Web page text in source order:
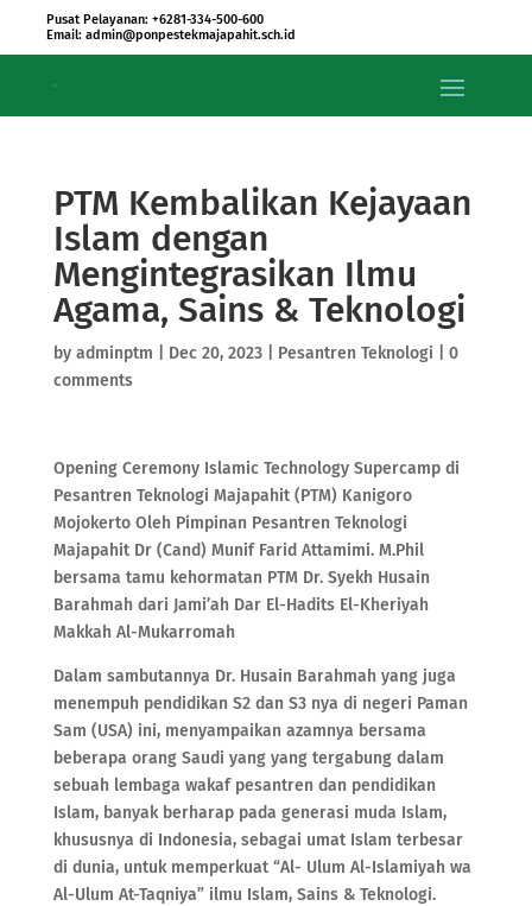
Pusat Pelayanan: +6281-334-500-600
Email: admin@ponpestekmajapahit.sch.id
PTM Kembalikan Kejayaan
Islam dengan
Mengintegrasikan Ilmu
Agama, Sains & Teknologi
by adminptm Dec 20, 2023| Pesantren Teknologi
0
comments
Opening Ceremony Islamic Technology Supercamp di
Pesantren Teknologi Majapahit (PTM) Kanigoro
Mojokerto Oleh Pimpinan Pesantren Teknologi
Majapahit Dr (Cand) Munif Farid Attamimi. M.Phil
bersama tamu kehormatan PTM Dr. Syekh Husain
Barahmah dari Jami’ah Dar El-Hadits El-Kheriyah
Makkah Al-Mukarromah
Dalam sambutannya Dr. Husain Barahmah yang juga
menempuh pendidikan S2 dan S3 nya di negeri Paman
Sam (USA) ini, menyampaikan azamnya bersama
beberapa orang Saudi yang yang tergabung dalam
sebuah lembaga wakaf pesantren dan pendidikan
Islam, banyak berharap pada generasi muda Islam,
khususnya di Indonesia, sebagai umat Islam terbesar
di dunia, untuk memperkuat “Al- Ulum Al-Islamiyah wa
Al-Ulum At-Taqniya” ilmu Islam, Sains & Teknologi.